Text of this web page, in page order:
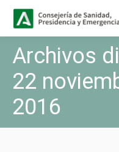
Archivos
22
2016